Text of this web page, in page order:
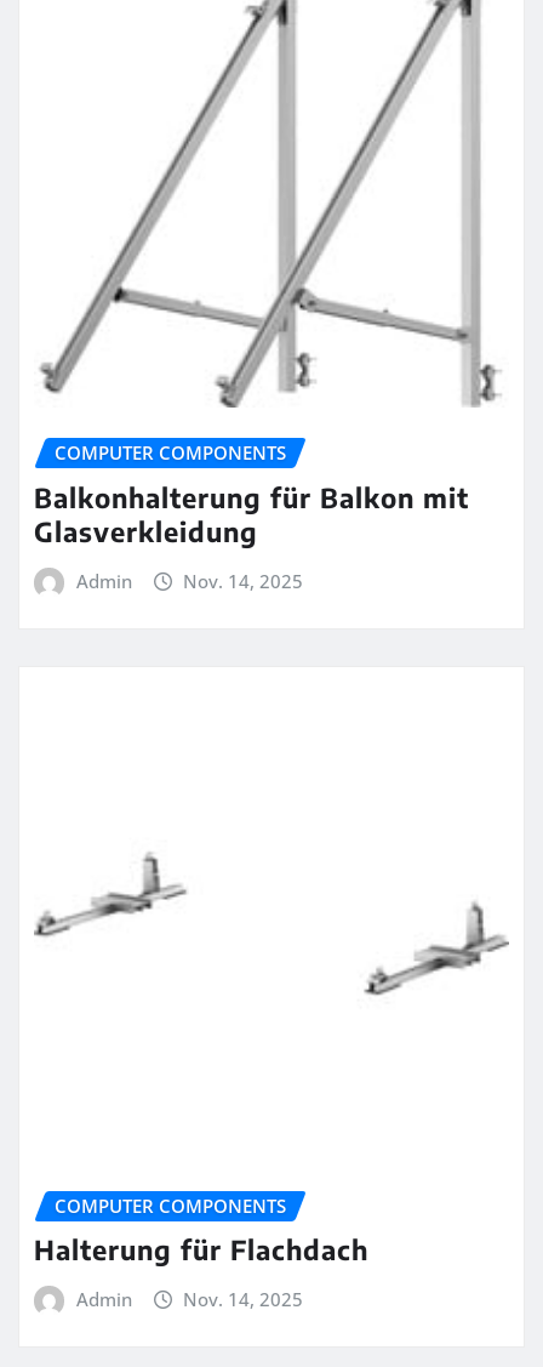
COMPUTER COMPONENTS
Balkonhalterung für Balkon mit
Glasverkleidung
Admin Nov. 14, 2025
COMPUTER COMPONENTS
Halterung für Flachdach
Admin Nov. 14, 2025